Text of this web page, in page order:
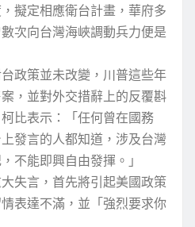
擬定相應衛台計畫，華府多
次向台灣海峽調動兵力便是
政策並未改變，川普這些年
，並對外交措辭上的反覆斟
比表示：「任何曾在國務
發言的人都知道，涉及台灣
不能即興自由發揮。」
失言，首先將引起美國政策
表達不滿，並「強烈要求你